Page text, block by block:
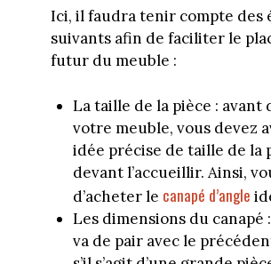
Ici, il faudra tenir compte des
suivants afin de faciliter le
futur du meuble :
La taille de la pièce : avant
votre meuble, vous devez
idée précise de taille de la
devant l’accueillir. Ainsi,
d’acheter le canapé d’angle
Les dimensions du canapé
va de pair avec le